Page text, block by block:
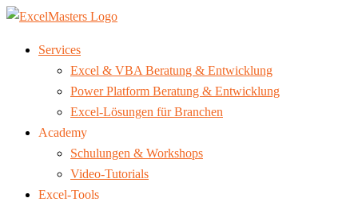
Services
Excel & VBA Beratung & Entwicklung
Power Platform Beratung & Entwicklung
Excel-Lösungen für Branchen
Academy
Schulungen & Workshops
Video-Tutorials
Excel-Tools